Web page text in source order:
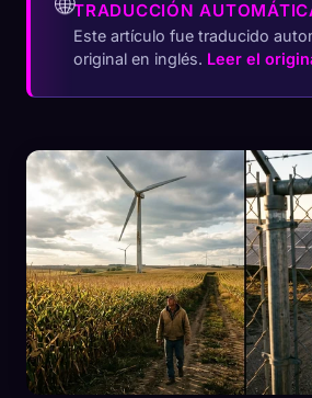
🌐TRADUCCIÓN
Este artículo fue traducido
original en inglés. Leer el